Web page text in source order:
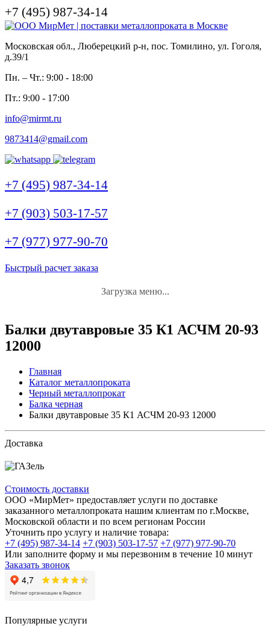
+7 (495) 987-34-14
Московская обл., Люберецкий р-н, пос. Томилино, ул. Гоголя,
д.39/1
Пн. – Чт.: 9:00 - 18:00
Пт.: 9:00 - 17:00
info@mirmt.ru
9873414@gmail.com
+7 (495) 987-34-14
+7 (903) 503-17-57
+7 (977) 977-90-70
Быстрый расчет заказа
Загрузка меню...
Балки двутавровые 35 К1 АСЧМ 20-93
12000
Главная
Каталог металлопроката
Черный металлопрокат
Балка черная
Балки двутавровые 35 К1 АСЧМ 20-93 12000
Доставка
Стоимость доставки
ООО «МирМет» предоставляет услуги по доставке
заказанного металлопроката нашим клиентам по г.Москве,
Московской области и по всем регионам России
Уточнить про услугу и наличие товара:
+7 (495) 987-34-14 +7 (903) 503-17-57 +7 (977) 977-90-70
Или заполните форму и мы перезвоним в течение 10 минут
Заказать звонок
Популярные услуги